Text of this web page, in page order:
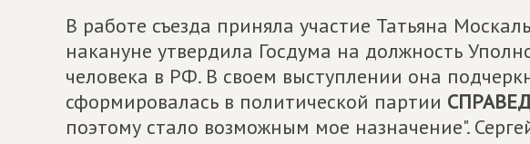
В работе съезда приняла участие Татьяна
накануне утвердила Госдума на должность
человека в РФ. В своем выступлении она
сформировалась в политической партии
поэтому стало возможным мое назначение".